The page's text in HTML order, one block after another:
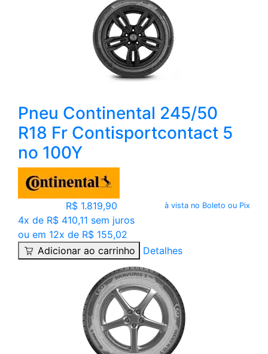
Pneu Continental 245/50
R18 Fr Contisportcontact 5
no 100Y
R$ 1.819,90 à vista no Boleto ou Pix
4x de R$ 410,11 sem juros
ou em 12x de R$ 155,02
Adicionar ao carrinho
Detalhes